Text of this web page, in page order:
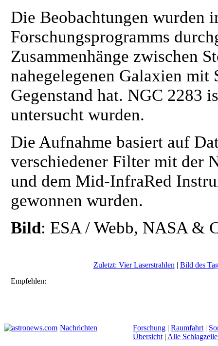
Die Beobachtungen wurden
Forschungsprogramms
Zusammenhänge zwischen
nahegelegenen Galaxien mit
Gegenstand hat. NGC 2283
untersucht wurden.
Die Aufnahme basiert auf
verschiedener Filter mit der
und dem Mid-InfraRed
gewonnen wurden.
Bild: ESA / Webb, NASA &
Zuletzt: Vier Laserstrahlen | Bild des
Empfehlen:
Nachrichten Forschung | Raumfahrt |
Übersicht | Alle